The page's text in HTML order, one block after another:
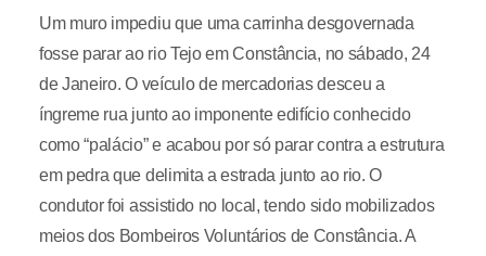
Um muro impediu que uma carrinha desgovernada
fosse parar ao rio Tejo em Constância, no sábado, 24
de Janeiro. O veículo de mercadorias desceu a
íngreme rua junto ao imponente edifício conhecido
como “palácio” e acabou por só parar contra a estrutura
em pedra que delimita a estrada junto ao rio. O
condutor foi assistido no local, tendo sido mobilizados
meios dos Bombeiros Voluntários de Constância. A